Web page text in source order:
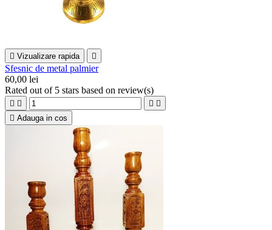
 Vizualizare rapida 
Sfesnic de metal palmier
60,00 lei
Rated out of 5 stars based on review(s)
   
 Adauga in cos